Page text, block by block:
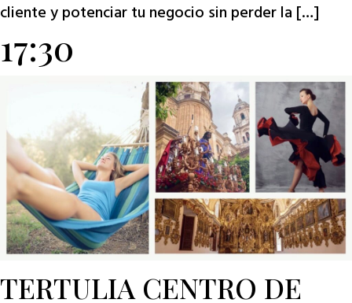
cliente y potenciar tu negocio sin perder la […]
17:30
TERTULIA CENTRO DE